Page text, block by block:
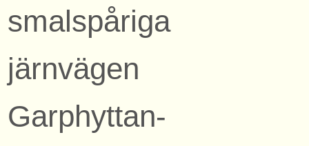
smalspåriga
järnvägen
Garphyttan-